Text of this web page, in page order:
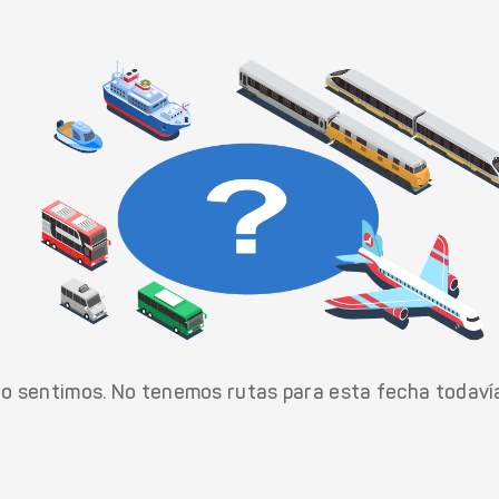
sentimos. No tenemos rutas para esta fecha